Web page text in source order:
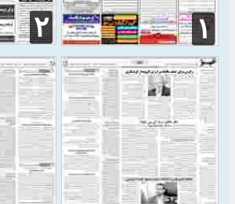
۱ ۲